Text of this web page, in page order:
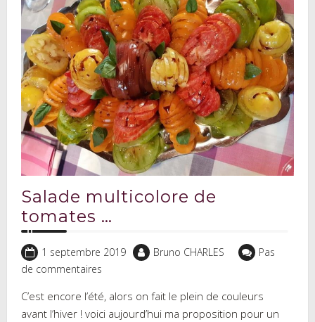
Salade multicolore de
tomates …
1 septembre 2019 Bruno CHARLES
Pas
de commentaires
C’est encore l’été, alors on fait le plein de couleurs
avant l’hiver ! voici aujourd’hui ma proposition pour un